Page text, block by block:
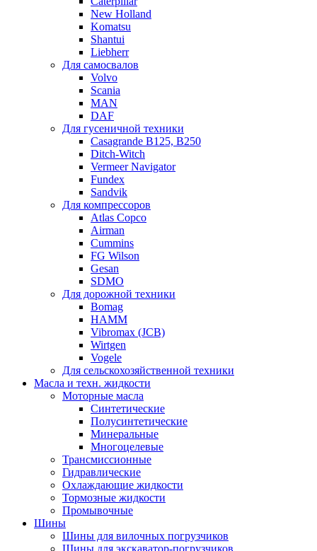
New Holland
Komatsu
Shantui
Liebherr
Для самосвалов
Volvo
Scania
MAN
DAF
Для гусеничной техники
Casagrande B125, B250
Ditch-Witch
Vermeer Navigator
Fundex
Sandvik
Для компрессоров
Atlas Copco
Airman
Cummins
FG Wilson
Gesan
SDMO
Для дорожной техники
Bomag
HAMM
Vibromax (JCB)
Wirtgen
Vogele
Для сельскохозяйственной техники
Масла и техн. жидкости
Моторные масла
Синтетические
Полусинтетические
Минеральные
Многоцелевые
Трансмиссионные
Гидравлические
Охлаждающие жидкости
Тормозные жидкости
Промывочные
Шины
Шины для вилочных погрузчиков
Шины для экскаватор-погрузчиков